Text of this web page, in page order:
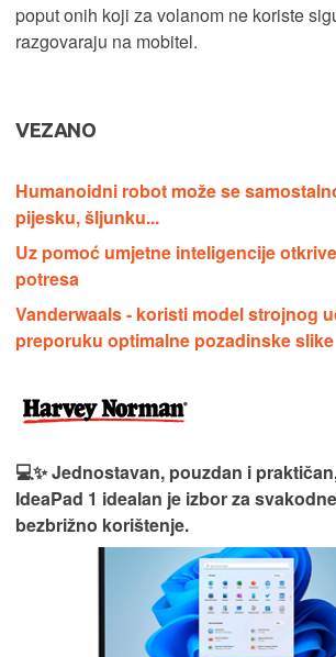
poput onih koji za volanom ne koriste
razgovaraju na mobitel.
VEZANO
Humanoidni robot može se
pijesku, šljunku...
Uz pomoć umjetne inteligencije
potresa
Vanderwaals - koristi model strojnog
preporuku optimalne pozadinske slike
💻✨ Jednostavan, pouzdan i
IdeaPad 1 idealan je izbor za
bezbrižno korištenje.